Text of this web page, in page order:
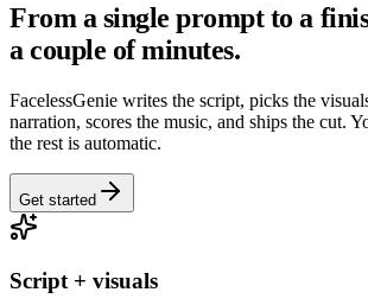
From a single prompt to a
a couple of minutes.
FacelessGenie writes the script, picks the
narration, scores the music, and ships the cut.
the rest is automatic.
Get started
Script + visuals